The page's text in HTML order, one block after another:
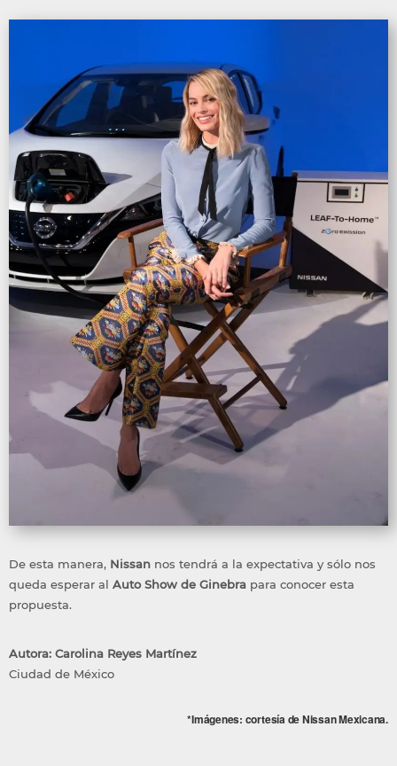
De esta manera, Nissan nos tendrá a la expectativa y sólo nos
queda esperar al Auto Show de Ginebra para conocer esta
propuesta.
Autora: Carolina Reyes Martínez
Ciudad de México
*Imágenes: cortesía de Nissan Mexicana.